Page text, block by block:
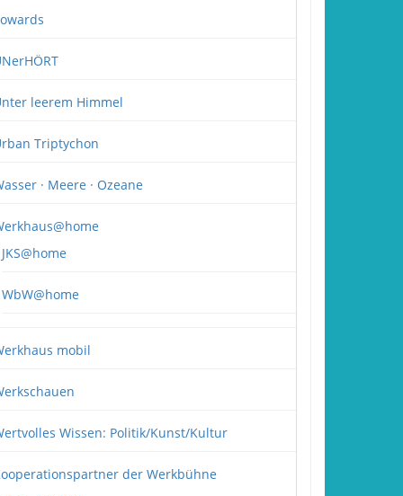
leerem Himmel
Triptychon
· Meere · Ozeane
JKS@home
WbW@home
mobil
Wissen: Politik/Kunst/Kultur
der Werkbühne